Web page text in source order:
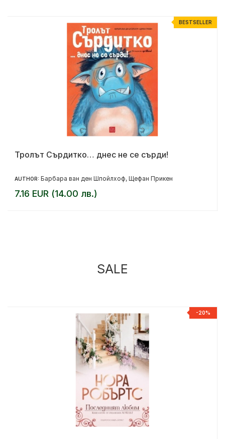
BESTSELLER
Тролът Сърдитко… днес не се сърди!
AUTHOR: Барбара ван ден Шпойлхоф, Щефан Прикен
7.16 EUR (14.00 лв.)
SALE
-20%